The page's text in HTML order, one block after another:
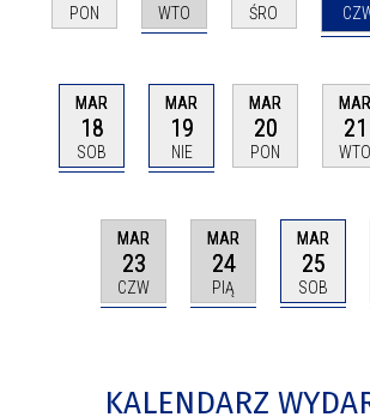
PON WTO ŚRO
MAR
18
SOB
MAR
19
NIE
MAR
20
PON
MAR
21
WTO
MAR
23
CZW
MAR
24
PIĄ
MAR
25
SOB
KALENDARZ